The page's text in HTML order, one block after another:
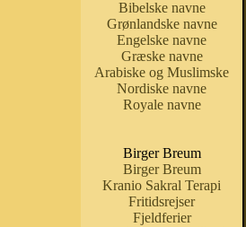
Bibelske navne
Grønlandske navne
Engelske navne
Græske navne
Arabiske og Muslimske
Nordiske navne
Royale navne
Birger Breum
Birger Breum
Kranio Sakral Terapi
Fritidsrejser
Fjeldferier